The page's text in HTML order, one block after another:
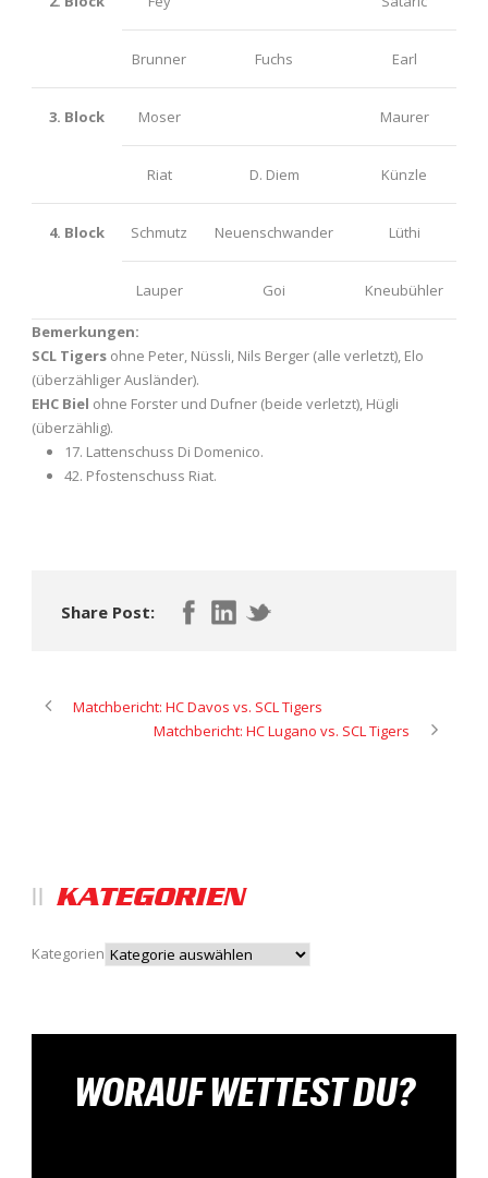
Brunner Fuchs Earl
3. Block Moser Maurer
Riat D. Diem Künzle
4. Block Schmutz Neuenschwander Lüthi
Lauper Goi Kneubühler
Bemerkungen:
SCL Tigers ohne Peter, Nüssli, Nils Berger (alle verletzt), Elo
(überzähliger Ausländer).
EHC Biel ohne Forster und Dufner (beide verletzt), Hügli
(überzählig).
17. Lattenschuss Di Domenico.
42. Pfostenschuss Riat.
Share Post:
Matchbericht: HC Davos vs. SCL Tigers
Matchbericht: HC Lugano vs. SCL Tigers
KATEGORIEN
Kategorien